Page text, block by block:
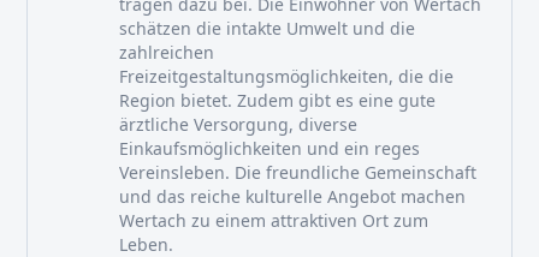
schätzen die intakte Umwelt und die
zahlreichen
Freizeitgestaltungsmöglichkeiten, die die
Region bietet. Zudem gibt es eine gute
ärztliche Versorgung, diverse
Einkaufsmöglichkeiten und ein reges
Vereinsleben. Die freundliche Gemeinschaft
und das reiche kulturelle Angebot machen
Wertach zu einem attraktiven Ort zum
Leben.